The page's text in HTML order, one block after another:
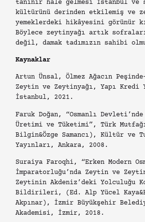
tanınır hale gelmesi İstanbul ve
kültürünü derinden etkilemiş ve
yemeklerdeki hikâyesini görünür
Böylece zeytinyağı artık
değil, damak tadımızın sahibi
Kaynaklar
Artun Ünsal, Ölmez Ağacın
Zeytin ve Zeytinyağı, Yapı Kredi
İstanbul, 2021.
Faruk Doğan, “Osmanlı
Üretimi ve Tüketimi”, Türk
Bilgin&Özge Samancı), Kültür ve
Yayınları, Ankara, 2008.
Suraiya Faroqhi, “Erken Modern
İmparatorluğu’nda Zeytin ve
Zeytinin Akdeniz’deki Yolculuğu
Bildirileri, (Ed. Alp Yücel
Akpınar), İzmir Büyükşehir
Akademisi, İzmir, 2018.